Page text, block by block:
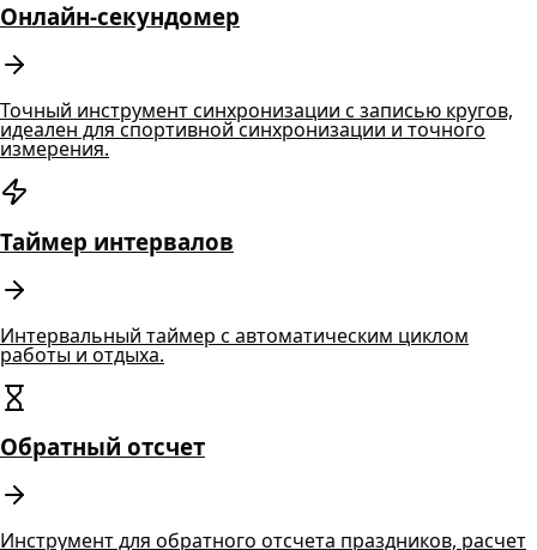
Онлайн-секундомер
Точный инструмент синхронизации с записью кругов,
идеален для спортивной синхронизации и точного
измерения.
Таймер интервалов
Интервальный таймер с автоматическим циклом
работы и отдыха.
Обратный отсчет
Инструмент для обратного отсчета праздников, расчет